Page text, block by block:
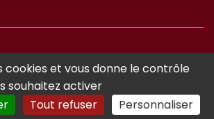
Je m'abonne
cookies et vous donne le contrôle
souhaitez activer
Tout refuser Personnaliser